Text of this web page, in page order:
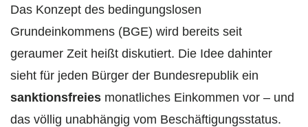
Das Konzept des bedingungslosen
Grundeinkommens (BGE) wird bereits seit
geraumer Zeit heißt diskutiert. Die Idee dahinter
sieht für jeden Bürger der Bundesrepublik ein
sanktionsfreies monatliches Einkommen vor – und
das völlig unabhängig vom Beschäftigungsstatus.